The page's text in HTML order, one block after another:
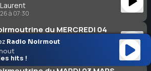
à 07:30
du MERCREDI 04
à 07:30
Radio Noirmout
hits !